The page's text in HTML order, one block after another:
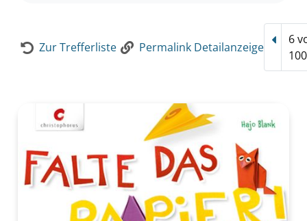
Zur Trefferliste Permalink Detailanzeige
6